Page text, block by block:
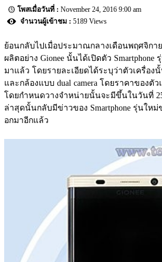
November 24, 2016 9:00 am
5189 Views
ย้อนกลับไปเมื่อประมาณกลางเดือนพฤศจิก
ผลิตอย่าง Gionee นั้นได้เปิดตัว Smartphone
มาแล้ว โดยรายละเอียดได้ระบุว่าตัวเครื่อง
และกล้องแบบ dual camera โดยราคาของตัว
โดยกำหนดวางจำหน่ายนั้นจะมีขึ้นในวันที่
ล่าสุดนั้นกลับมีข่าวของ Smartphone รุ่นใหม่
อกมาอีกแล้ว